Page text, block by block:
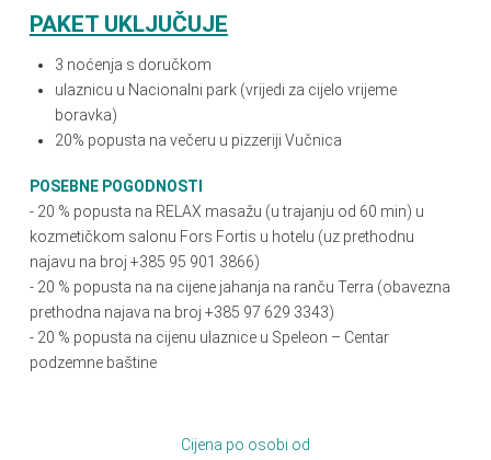
PAKET UKLJUČUJE
3 noćenja s doručkom
ulaznicu u Nacionalni park (vrijedi za cijelo vrijeme
boravka)
20% popusta na večeru u pizzeriji Vučnica
POSEBNE POGODNOSTI
- 20 % popusta na RELAX masažu (u trajanju od 60 min) u
kozmetičkom salonu Fors Fortis u hotelu (uz prethodnu
najavu na broj +385 95 901 3866)
- 20 % popusta na na cijene jahanja na ranču Terra (obavezna
prethodna najava na broj +385 97 629 3343)
- 20 % popusta na cijenu ulaznice u Speleon – Centar
podzemne baštine
Cijena po osobi od